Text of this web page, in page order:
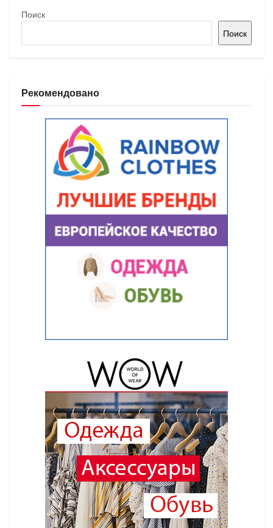
Поиск
Поиск
Рекомендовано